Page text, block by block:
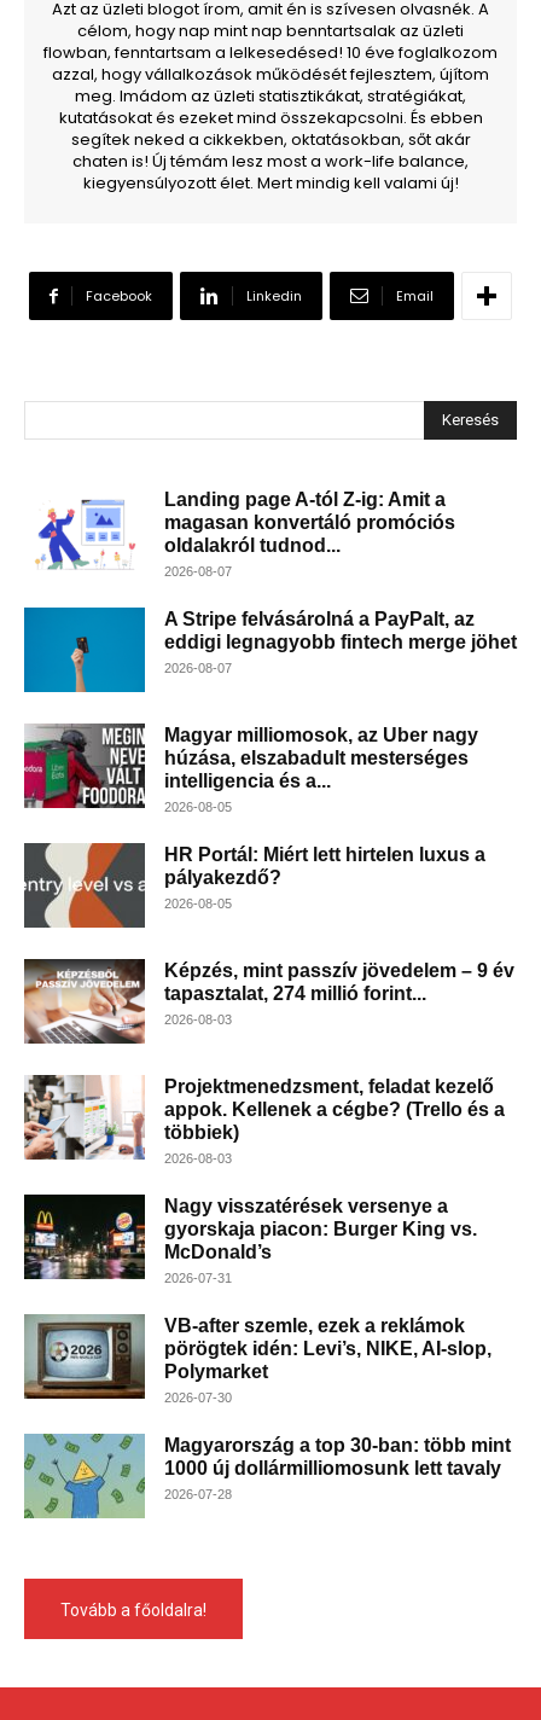
Azt az üzleti blogot írom, amit én is szívesen olvasnék. A
célom, hogy nap mint nap benntartsalak az üzleti
flowban, fenntartsam a lelkesedésed! 10 éve foglalkozom
azzal, hogy vállalkozások működését fejlesztem, újítom
meg. Imádom az üzleti statisztikákat, stratégiákat,
kutatásokat és ezeket mind összekapcsolni. És ebben
segítek neked a cikkekben, oktatásokban, sőt akár
chaten is! Új témám lesz most a work-life balance,
kiegyensúlyozott élet. Mert mindig kell valami új!
Facebook Linkedin Email
Keresés
Landing page A-tól Z-ig: Amit a
magasan konvertáló promóciós
oldalakról tudnod...
2026-08-07
A Stripe felvásárolná a PayPalt, az
eddigi legnagyobb fintech merge jöhet
2026-08-07
Magyar milliomosok, az Uber nagy
húzása, elszabadult mesterséges
intelligencia és a...
2026-08-05
HR Portál: Miért lett hirtelen luxus a
pályakezdő?
2026-08-05
Képzés, mint passzív jövedelem – 9 év
tapasztalat, 274 millió forint...
2026-08-03
Projektmenedzsment, feladat kezelő
appok. Kellenek a cégbe? (Trello és a
többiek)
2026-08-03
Nagy visszatérések versenye a
gyorskaja piacon: Burger King vs.
McDonald’s
2026-07-31
VB-after szemle, ezek a reklámok
pörögtek idén: Levi’s, NIKE, AI-slop,
Polymarket
2026-07-30
Magyarország a top 30-ban: több mint
1000 új dollármilliomosunk lett tavaly
2026-07-28
Tovább a főoldalra!